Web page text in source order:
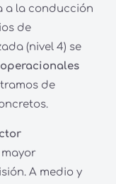
a la conducción
de
(nivel 4) se
de
A medio y